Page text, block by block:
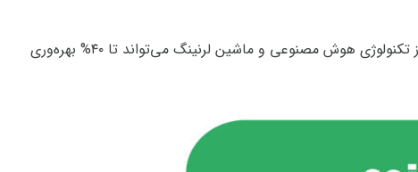
هیچ تعجبی ندارد اگر بگوییم هوش مصنوعی و ماشین لرنینگ آمده‌اند تا در هر صنعتی از آن‌ها استفاده شود. طبق آخرین آمار، استفاده از تکنولوژی هوش مصنوعی و ماشین لرنینگ می‌تواند تا ۴۰% بهره‌وری